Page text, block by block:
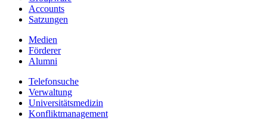
Accounts
Satzungen
Medien
Förderer
Alumni
Telefonsuche
Verwaltung
Universitätsmedizin
Konfliktmanagement